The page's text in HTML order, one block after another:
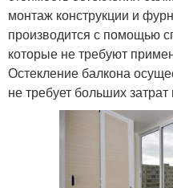
монтаж конструкции и
производится с помощью
которые не требуют
Остекление балкона
не требует больших